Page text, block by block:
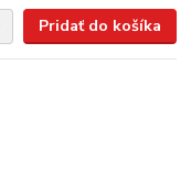
Pridať do košíka